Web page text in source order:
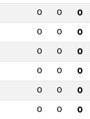
0 0 0
0 0 0
0 0 0
0 0 0
0 0 0
0 0 0